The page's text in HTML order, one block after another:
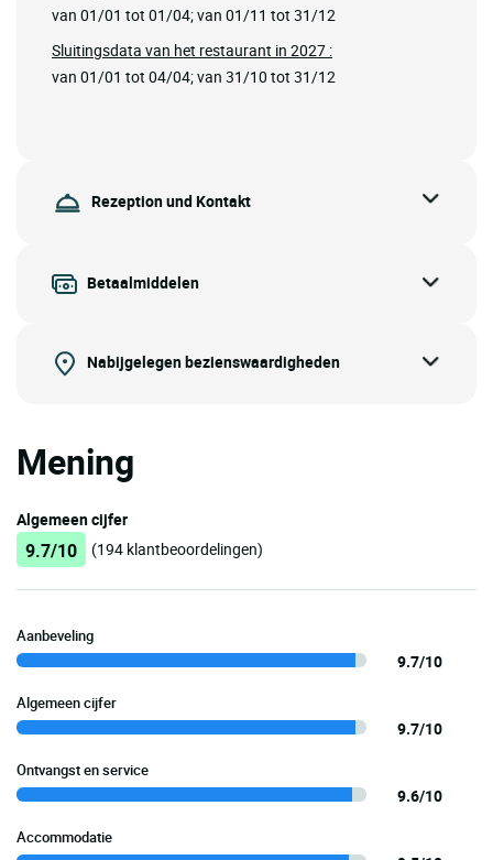
van 01/01 tot 01/04; van 01/11 tot 31/12
Sluitingsdata van het restaurant in 2027 :
van 01/01 tot 04/04; van 31/10 tot 31/12
Rezeption und Kontakt
Betaalmiddelen
Nabijgelegen bezienswaardigheden
Mening
Algemeen cijfer
9.7/10 (194 klantbeoordelingen)
Aanbeveling
9.7/10
Algemeen cijfer
9.7/10
Ontvangst en service
9.6/10
Accommodatie